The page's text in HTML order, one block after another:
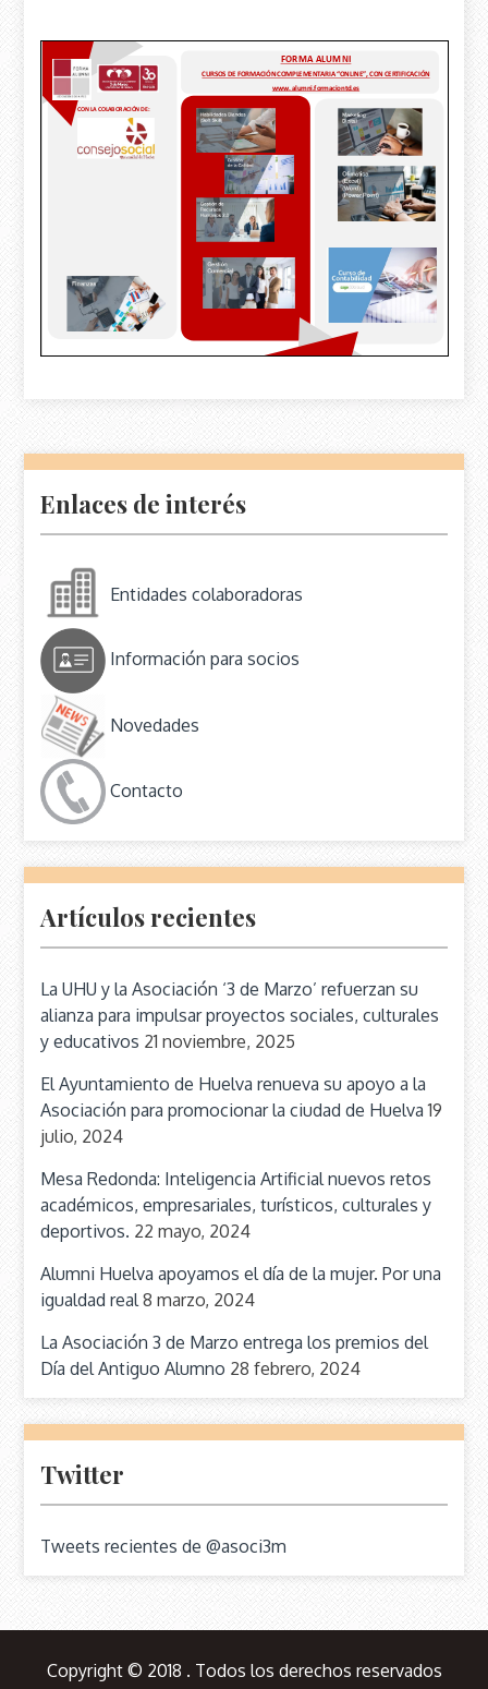
Enlaces de interés
Entidades colaboradoras
Información para socios
Novedades
Contacto
Artículos recientes
La UHU y la Asociación ‘3 de Marzo’ refuerzan su
alianza para impulsar proyectos sociales, culturales
y educativos 21 noviembre, 2025
El Ayuntamiento de Huelva renueva su apoyo a la
Asociación para promocionar la ciudad de Huelva 19
julio, 2024
Mesa Redonda: Inteligencia Artificial nuevos retos
académicos, empresariales, turísticos, culturales y
deportivos. 22 mayo, 2024
Alumni Huelva apoyamos el día de la mujer. Por una
igualdad real 8 marzo, 2024
La Asociación 3 de Marzo entrega los premios del
Día del Antiguo Alumno 28 febrero, 2024
Twitter
Tweets recientes de @asoci3m
Copyright © 2018 . Todos los derechos reservados